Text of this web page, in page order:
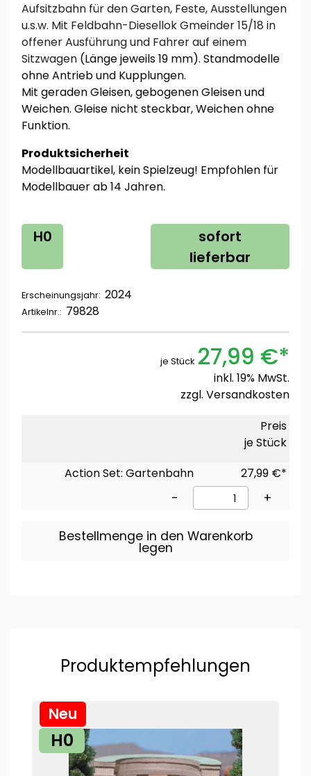
Aufsitzbahn für den Garten, Feste, Ausstellungen
u.s.w. Mit Feldbahn-Diesellok Gmeinder 15/18 in
offener Ausführung und Fahrer auf einem
Sitzwagen (Länge jeweils 19 mm). Standmodelle
ohne Antrieb und Kupplungen.
Mit geraden Gleisen, gebogenen Gleisen und
Weichen. Gleise nicht steckbar, Weichen ohne
Funktion.
Produktsicherheit
Modellbauartikel, kein Spielzeug! Empfohlen für
Modellbauer ab 14 Jahren.
H0
sofort
lieferbar
Erscheinungsjahr: 2024
Artikelnr.: 79828
je Stück 27,99 €*
inkl. 19% MwSt.
zzgl. Versandkosten
Preis
je Stück
Action Set: Gartenbahn
27,99 €*
- +
Bestellmenge in den Warenkorb
legen
Produktempfehlungen
H0
Neu